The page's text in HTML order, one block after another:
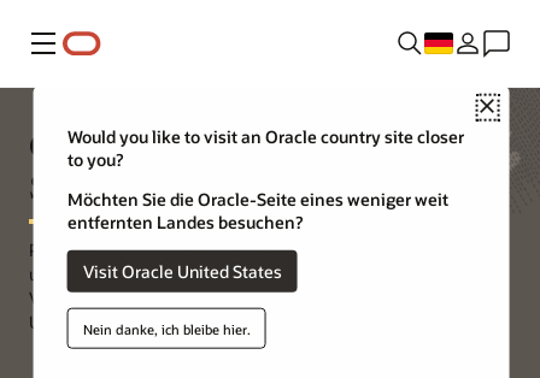
Menü
Close
Would you like to visit an Oracle country site closer
to you?
Möchten Sie die Oracle-Seite eines weniger weit
entfernten Landes besuchen?
Visit Oracle United States
Nein danke, ich bleibe hier.
Oracle Premier Support for
Systems
Premier Support for Systems bietet die entscheidenden Services
und Ressourcen für Ihre Unternehmensanforderungen, um die
Verfügbarkeit Ihrer Systeme und der von Ihnen unterstützten
Unternehmensanwendungen aufrechtzuerhalten.